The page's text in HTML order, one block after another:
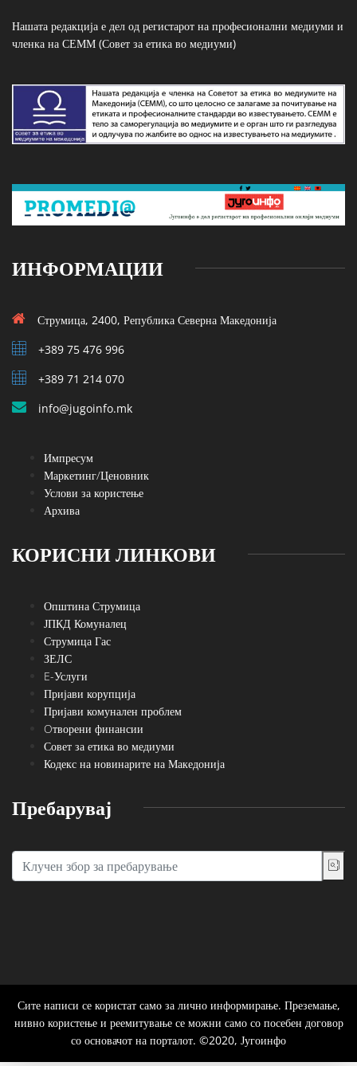
Нашата редакција е дел од регистарот на професионални медиуми и
членка на СЕММ (Совет за етика во медиуми)
ИНФОРМАЦИИ
Струмица, 2400, Република Северна Македонија
+389 75 476 996
+389 71 214 070
info@jugoinfo.mk
Импресум
Маркетинг/Ценовник
Услови за користење
Архива
КОРИСНИ ЛИНКОВИ
Општина Струмица
ЈПКД Комуналец
Струмица Гас
ЗЕЛС
E-Услуги
Пријави корупција
Пријави комунален проблем
Oтворени финансии
Совет за етика во медиуми
Кодекс на новинарите на Македонија
Пребарувај
Сите написи се користат само за лично информирање. Преземање,
нивно користење и реемитување се можни само со посебен договор
со основачот на порталот. ©2020, Југоинфо